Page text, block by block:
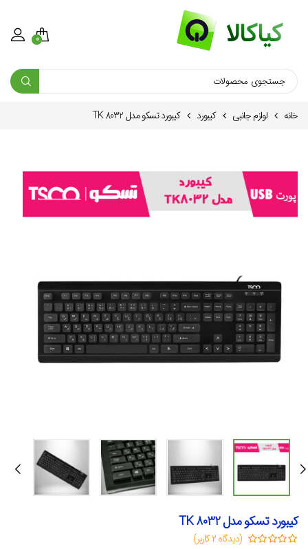
0
خانه لوازم جانبی کیبورد کیبورد تسکو مدل TK 8032
کیبورد تسکو مدل TK 8032
(دیدگاه۲کاربر)